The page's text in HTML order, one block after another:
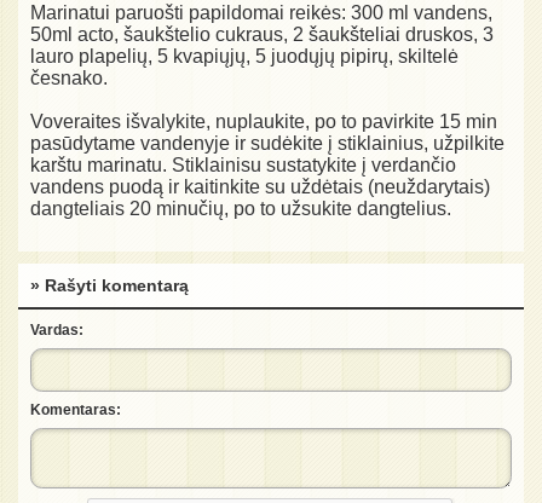
Marinatui paruošti papildomai reikės: 300 ml vandens,
50ml acto, šaukštelio cukraus, 2 šaukšteliai druskos, 3
lauro plapelių, 5 kvapiųjų, 5 juodųjų pipirų, skiltelė
česnako.
Voveraites išvalykite, nuplaukite, po to pavirkite 15 min
pasūdytame vandenyje ir sudėkite į stiklainius, užpilkite
karštu marinatu. Stiklainisu sustatykite į verdančio
vandens puodą ir kaitinkite su uždėtais (neuždarytais)
dangteliais 20 minučių, po to užsukite dangtelius.
» Rašyti komentarą
Vardas:
Komentaras: